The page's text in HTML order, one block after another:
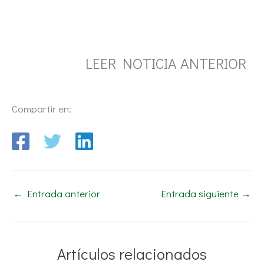
LEER NOTICIA ANTERIOR
Compartir en:
← Entrada anterior Entrada siguiente →
Artículos relacionados